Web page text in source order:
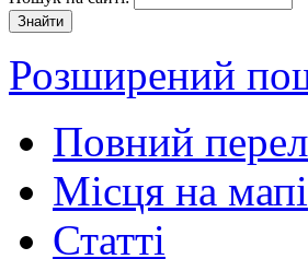
Розширений
Повний
Місця на мапі
Статті